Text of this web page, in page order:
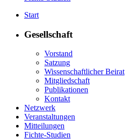
Start
Gesellschaft
Vorstand
Satzung
Wissenschaftlicher Beirat
Mitgliedschaft
Publikationen
Kontakt
Netzwerk
Veranstaltungen
Mitteilungen
Fichte-Studien